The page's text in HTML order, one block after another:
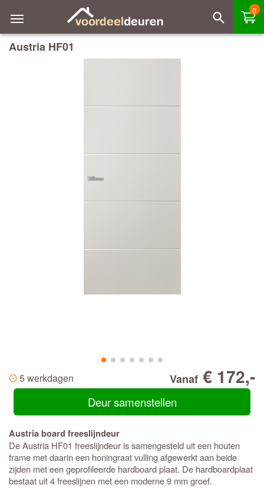
0
Austria HF01
5 werkdagen Vanaf € 172,-
Deur samenstellen
Austria board freeslijndeur
De Austria HF01 freeslijndeur is samengesteld uit een houten
frame met daarin een honingraat vulling afgewerkt aan beide
zijden met een geprofileerde hardboard plaat. De hardboardplaat
bestaat uit 4 freeslijnen met een moderne 9 mm groef.